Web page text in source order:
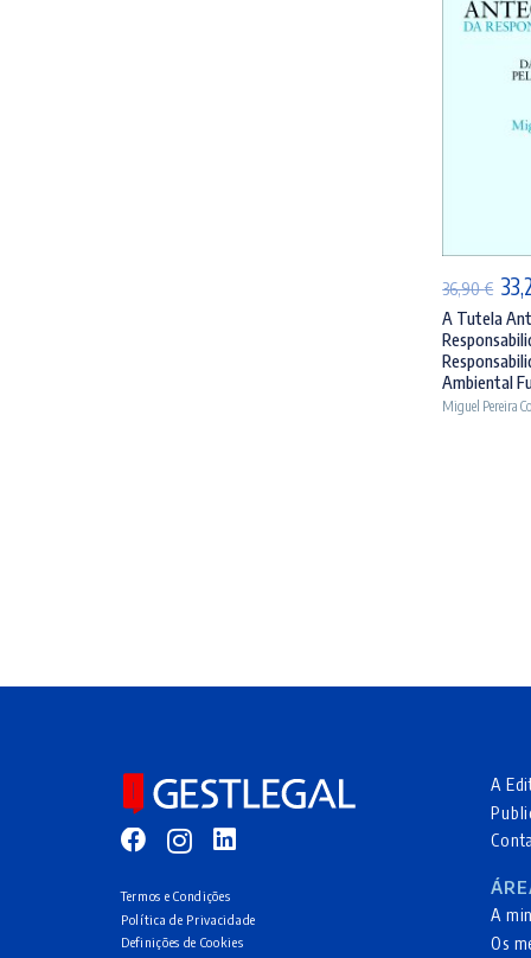
36,90€ O
era:
A Tutela
Ambiental
Miguel Pereira
Termos e Condições
Política de Privacidade
Definições de Cookies
A
A
Os